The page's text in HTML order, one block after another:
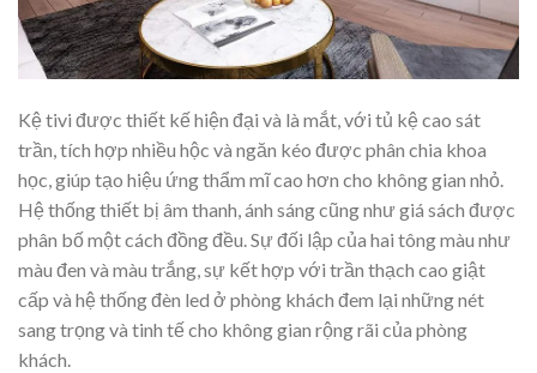
Kệ tivi được thiết kế hiện đại và là mắt, với tủ kệ cao sát
trần, tích hợp nhiều hộc và ngăn kéo được phân chia khoa
học, giúp tạo hiệu ứng thẩm mĩ cao hơn cho không gian nhỏ.
Hệ thống thiết bị âm thanh, ánh sáng cũng như giá sách được
phân bố một cách đồng đều. Sự đối lập của hai tông màu như
màu đen và màu trắng, sự kết hợp với trần thạch cao giật
cấp và hệ thống đèn led ở phòng khách đem lại những nét
sang trọng và tinh tế cho không gian rộng rãi của phòng
khách.